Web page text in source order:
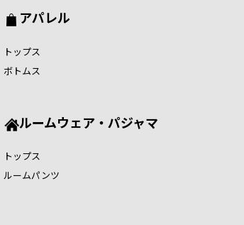
アパレル
トップス
ボトムス
ルームウェア・パジャマ
トップス
ルームパンツ